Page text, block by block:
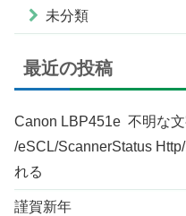
未分類
最近の投稿
Canon LBP451e 不明な
/eSCL/ScannerStatus
れる
謹賀新年